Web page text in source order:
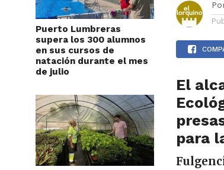
Puerto Lumbreras
supera los 300 alumnos
en sus cursos de
natación durante el mes
de julio
El
para